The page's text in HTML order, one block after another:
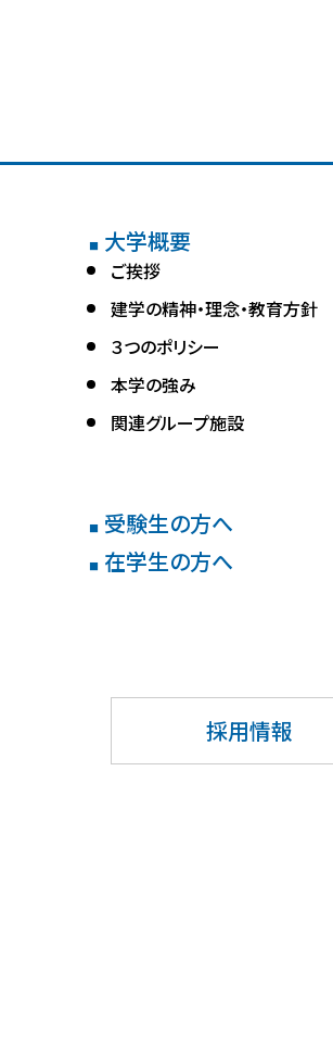
■ 大学概要
ご挨拶
建学の精神・理念・教育方針
３つのポリシー
本学の強み
関連グループ施設
■ 受験生の方へ
■ 在学生の方へ
採用情報